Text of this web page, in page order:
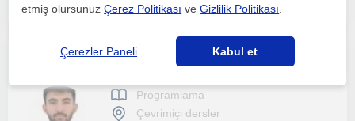
Programlama
Çevrimiçi dersler
etmiş olursunuzÇerez Politikası veGizlilik Politikası
Çerezler Paneli Kabul et